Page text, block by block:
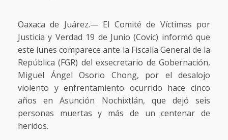
Oaxaca de Juárez.— El Comité de Víctimas por
Justicia y Verdad 19 de Junio (Covic) informó que
este lunes comparece ante la Fiscalía General de la
República (FGR) del exsecretario de Gobernación,
Miguel Ángel Osorio Chong, por el desalojo
violento y enfrentamiento ocurrido hace cinco
años en Asunción Nochixtlán, que dejó seis
personas muertas y más de un centenar de
heridos.